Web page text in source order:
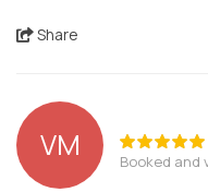
Share
VM Booked and